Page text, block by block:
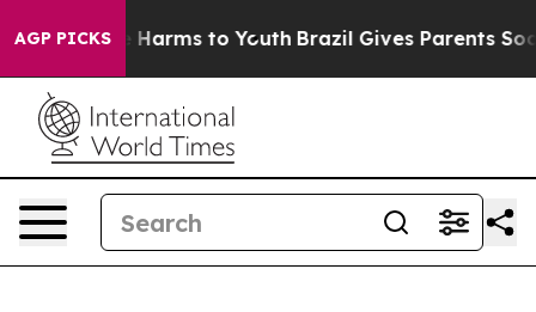
AGP PICKS
Abate Harms to Youth Brazil Gives Parents Social